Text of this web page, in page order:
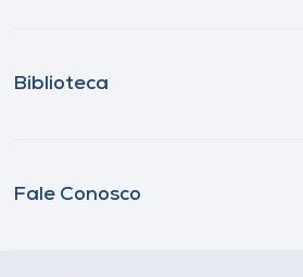
Biblioteca
Fale Conosco